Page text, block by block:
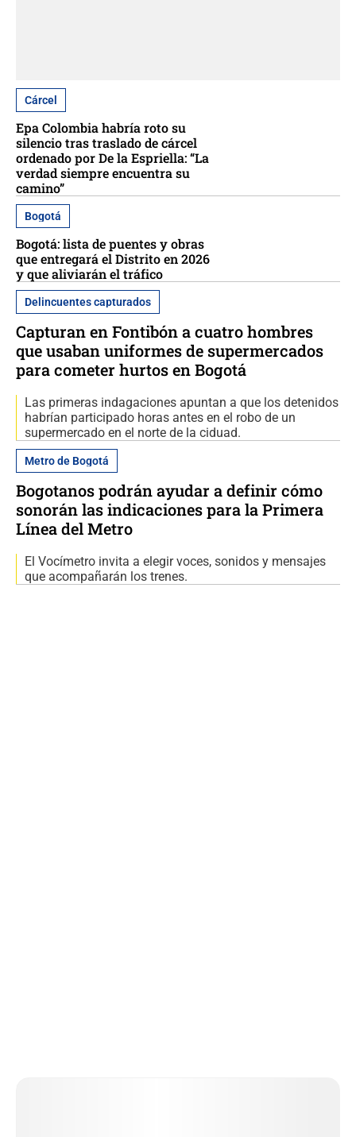
Cárcel
Epa Colombia habría roto su
silencio tras traslado de cárcel
ordenado por De la Espriella: “La
verdad siempre encuentra su
camino”
Bogotá
Bogotá: lista de puentes y obras
que entregará el Distrito en 2026
y que aliviarán el tráfico
Delincuentes capturados
Capturan en Fontibón a cuatro hombres
que usaban uniformes de supermercados
para cometer hurtos en Bogotá
Las primeras indagaciones apuntan a que los detenidos
habrían participado horas antes en el robo de un
supermercado en el norte de la ciduad.
Metro de Bogotá
Bogotanos podrán ayudar a definir cómo
sonorán las indicaciones para la Primera
Línea del Metro
El Vocímetro invita a elegir voces, sonidos y mensajes
que acompañarán los trenes.